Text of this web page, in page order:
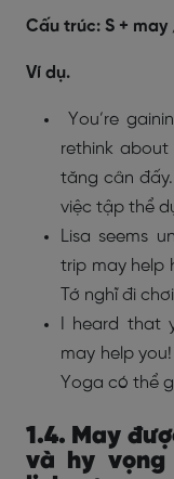
Cấu trúc: S +
Ví dụ.
You’re
rethink about
tăng cân
việc tập thể
Lisa seems
trip may help
Tớ nghĩ đi
I heard that
may help
Yoga có thể
1.4. May
và hy vọng